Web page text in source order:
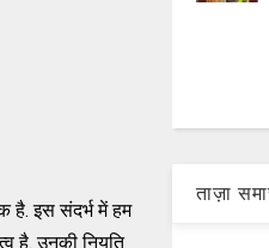
है. इस संदर्भ में हम
है. उनकी नियति
ताज़ा